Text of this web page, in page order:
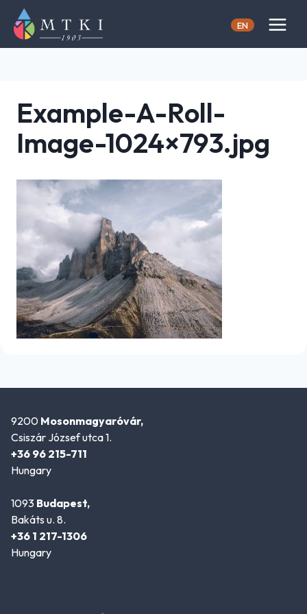
content
EN
Example-A-Roll-
Image-1024×793.jpg
9200 Mosonmagyaróvár,
Csiszár József utca 1.
+36 96 215-711
Hungary
1093 Budapest,
Bakáts u. 8.
+36 1 217-1306
Hungary